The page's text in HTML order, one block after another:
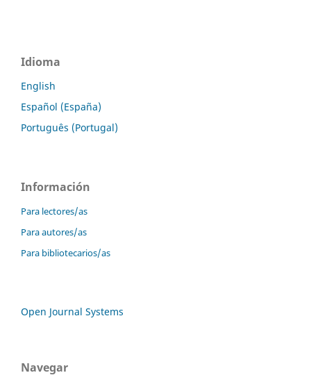
Idioma
English
Español (España)
Português (Portugal)
Información
Para lectores/as
Para autores/as
Para bibliotecarios/as
Open Journal Systems
Navegar